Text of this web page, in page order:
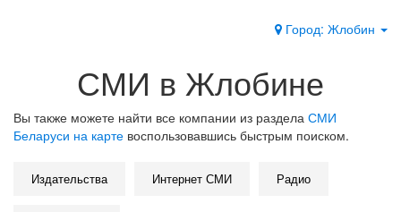
Город: Жлобин
СМИ в Жлобине
Вы также можете найти все компании из раздела СМИ
Беларуси на карте воспользовавшись быстрым поиском.
Издательства Интернет СМИ Радио